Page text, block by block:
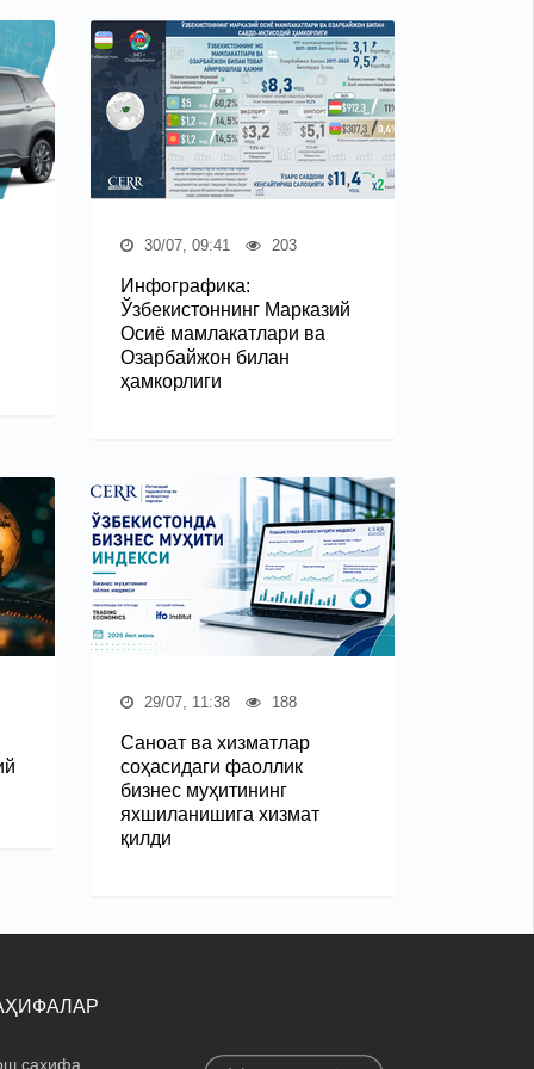
30/07, 09:41 203
Инфографика:
Ўзбекистоннинг Марказий
Осиё мамлакатлари ва
Озарбайжон билан
ҳамкорлиги
29/07, 11:38 188
Саноат ва хизматлар
соҳасидаги фаоллик
бизнес муҳитининг
яхшиланишига хизмат
қилди
саҳифа